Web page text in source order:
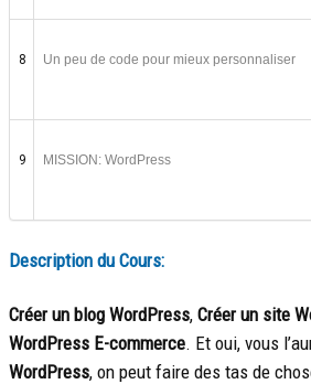
8 Un peu de code pour mieux personnaliser
9 MISSION: WordPress
Description du Cours:
Créer un blog WordPress, Créer un site
WordPress E-commerce. Et oui, vous
WordPress, on peut faire des tas de